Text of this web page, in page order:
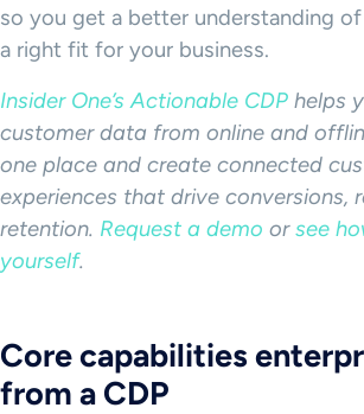
so you get a better understanding of
a right fit for your business.
Insider One’s Actionable CDP helps
customer data from online and
one place and create connected
experiences that drive conversions,
retention. Request a demo orsee
yourself.
Core capabilities
from a CDP